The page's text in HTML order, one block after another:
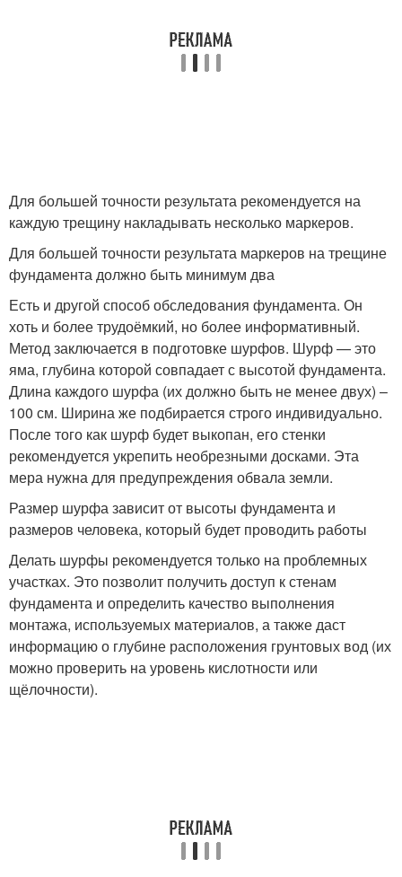
Для большей точности результата рекомендуется на
каждую трещину накладывать несколько маркеров.
Для большей точности результата маркеров на трещине
фундамента должно быть минимум два
Есть и другой способ обследования фундамента. Он
хоть и более трудоёмкий, но более информативный.
Метод заключается в подготовке шурфов. Шурф — это
яма, глубина которой совпадает с высотой фундамента.
Длина каждого шурфа (их должно быть не менее двух) –
100 см. Ширина же подбирается строго индивидуально.
После того как шурф будет выкопан, его стенки
рекомендуется укрепить необрезными досками. Эта
мера нужна для предупреждения обвала земли.
Размер шурфа зависит от высоты фундамента и
размеров человека, который будет проводить работы
Делать шурфы рекомендуется только на проблемных
участках. Это позволит получить доступ к стенам
фундамента и определить качество выполнения
монтажа, используемых материалов, а также даст
информацию о глубине расположения грунтовых вод (их
можно проверить на уровень кислотности или
щёлочности).